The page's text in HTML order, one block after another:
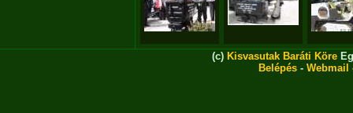
(c) Kisvasutak Baráti Köre
Belépés - Webmail